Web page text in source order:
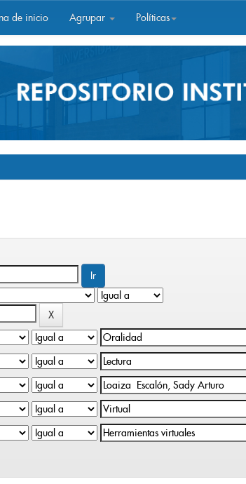
de inicio Agrupar Políticas